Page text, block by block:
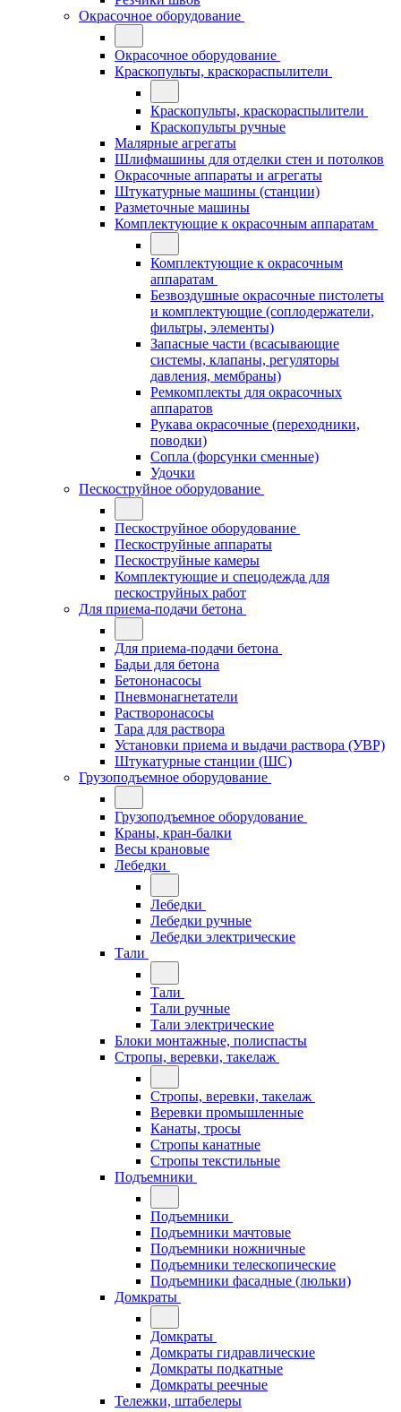
Окрасочное оборудование
Окрасочное оборудование
Краскопульты, краскораспылители
Краскопульты, краскораспылители
Краскопульты ручные
Малярные агрегаты
Шлифмашины для отделки стен и потолков
Окрасочные аппараты и агрегаты
Штукатурные машины (станции)
Разметочные машины
Комплектующие к окрасочным аппаратам
Комплектующие к окрасочным
аппаратам
Безвоздушные окрасочные пистолеты
и комплектующие (соплодержатели,
фильтры, элементы)
Запасные части (всасывающие
системы, клапаны, регуляторы
давления, мембраны)
Ремкомплекты для окрасочных
аппаратов
Рукава окрасочные (переходники,
поводки)
Сопла (форсунки сменные)
Удочки
Пескоструйное оборудование
Пескоструйное оборудование
Пескоструйные аппараты
Пескоструйные камеры
Комплектующие и спецодежда для
пескоструйных работ
Для приема-подачи бетона
Для приема-подачи бетона
Бадьи для бетона
Бетононасосы
Пневмонагнетатели
Растворонасосы
Тара для раствора
Установки приема и выдачи раствора (УВР)
Штукатурные станции (ШС)
Грузоподъемное оборудование
Грузоподъемное оборудование
Краны, кран-балки
Весы крановые
Лебедки
Лебедки
Лебедки ручные
Лебедки электрические
Тали
Тали
Тали ручные
Тали электрические
Блоки монтажные, полиспасты
Стропы, веревки, такелаж
Стропы, веревки, такелаж
Веревки промышленные
Канаты, тросы
Стропы канатные
Стропы текстильные
Подъемники
Подъемники
Подъемники мачтовые
Подъемники ножничные
Подъемники телескопические
Подъемники фасадные (люльки)
Домкраты
Домкраты
Домкраты гидравлические
Домкраты подкатные
Домкраты реечные
Тележки, штабелеры